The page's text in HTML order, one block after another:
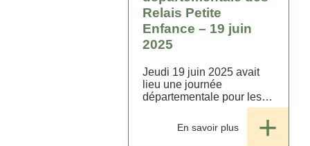
Relais Petite
Enfance – 19 juin
2025
Jeudi 19 juin 2025 avait
lieu une journée
départementale pour les
Relais Petite Enfance
(RPE). ...
En savoir plus